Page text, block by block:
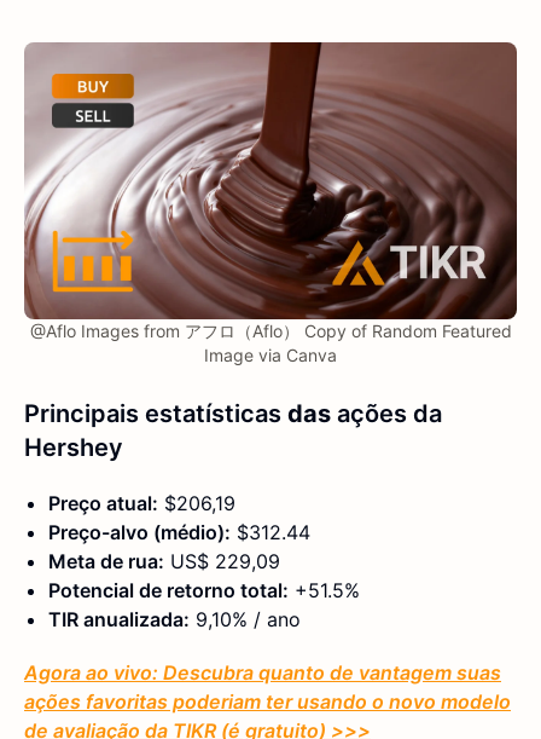
@Aflo Images from アフロ（Aflo） Copy of Random Featured
Image via Canva
Principais estatísticas das ações da
Hershey
Preço atual: $206,19
Preço-alvo (médio): $312.44
Meta de rua: US$ 229,09
Potencial de retorno total: +51.5%
TIR anualizada: 9,10% / ano
Agora ao vivo: Descubra quanto de vantagem suas
ações favoritas poderiam ter usando o novo modelo
de avaliação da TIKR (é gratuito) >>>